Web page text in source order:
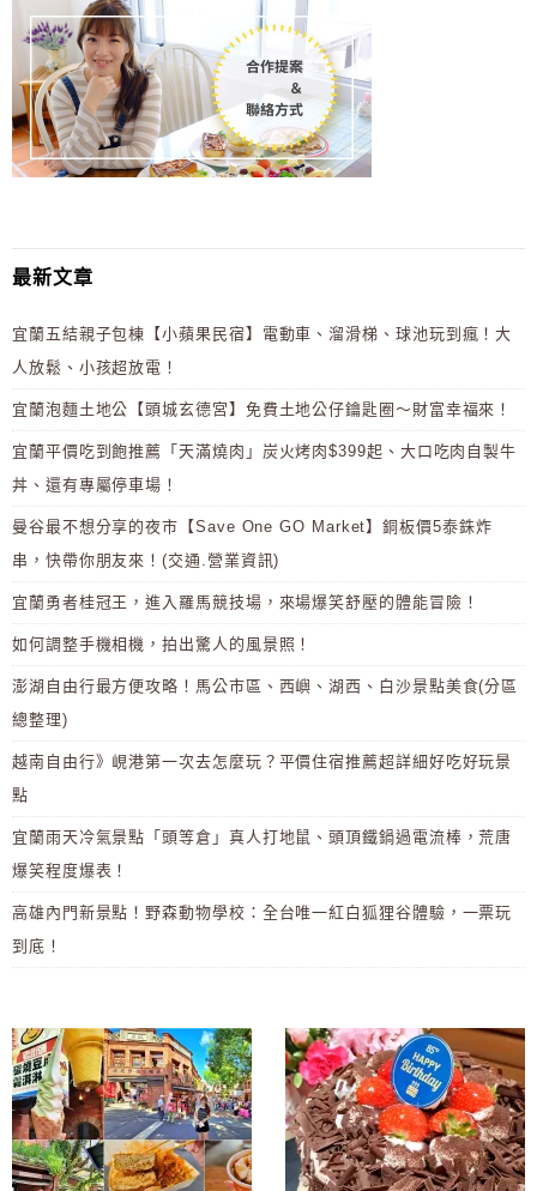
最新文章
宜蘭五結親子包棟【小蘋果民宿】電動車、溜滑梯、球池玩到瘋！大
人放鬆、小孩超放電！
宜蘭泡麵土地公【頭城玄德宮】免費土地公仔鑰匙圈～財富幸福來！
宜蘭平價吃到飽推薦「天滿燒肉」炭火烤肉$399起、大口吃肉自製牛
丼、還有專屬停車場！
曼谷最不想分享的夜市【Save One GO Market】銅板價5泰銖炸
串，快帶你朋友來！(交通.營業資訊)
宜蘭勇者桂冠王，進入羅馬競技場，來場爆笑舒壓的體能冒險！
如何調整手機相機，拍出驚人的風景照！
澎湖自由行最方便攻略！馬公市區、西嶼、湖西、白沙景點美食(分區
總整理)
越南自由行》峴港第一次去怎麼玩？平價住宿推薦超詳細好吃好玩景
點
宜蘭雨天冷氣景點「頭等倉」真人打地鼠、頭頂鐵鍋過電流棒，荒唐
爆笑程度爆表！
高雄內門新景點！野森動物學校：全台唯一紅白狐狸谷體驗，一票玩
到底！